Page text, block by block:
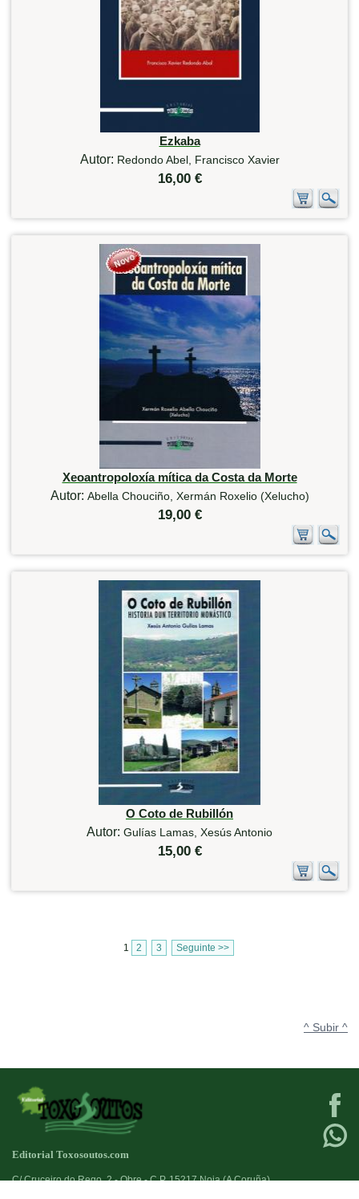
Ezkaba
Autor: Redondo Abel, Francisco Xavier
16,00 €
Xeoantropoloxía mítica da Costa da Morte
Autor: Abella Chouciño, Xermán Roxelio (Xelucho)
19,00 €
O Coto de Rubillón
Autor: Gulías Lamas, Xesús Antonio
15,00 €
1 2 3 Seguinte >>
^ Subir ^
Editorial Toxosoutos.com
C/ Cruceiro do Rego, 2 - Obre - C.P. 15217 Noia (A Coruña)